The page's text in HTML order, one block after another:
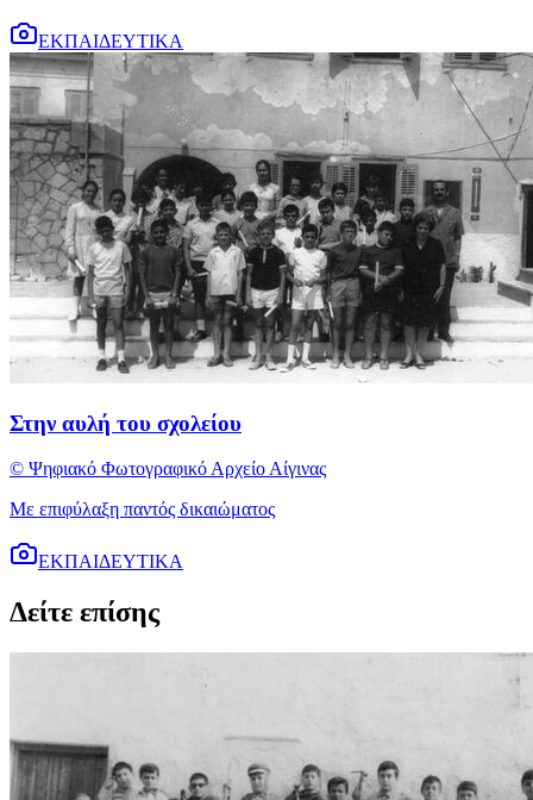
ΕΚΠΑΙΔΕΥΤΙΚΑ
Στην αυλή του σχολείου
© Ψηφιακό Φωτογραφικό Αρχείο Αίγινας
Με επιφύλαξη παντός δικαιώματος
ΕΚΠΑΙΔΕΥΤΙΚΑ
Δείτε επίσης